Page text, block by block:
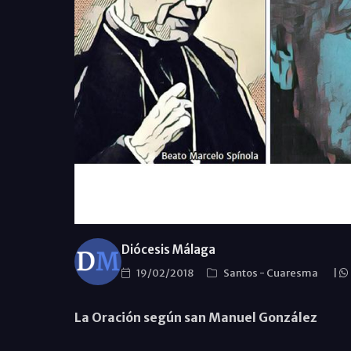
Diócesis Málaga
19/02/2018 Santos - Cuaresma
La Oración según san Manuel González